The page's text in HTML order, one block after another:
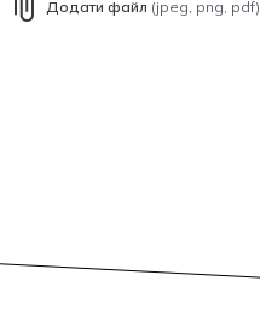
Додати файл (jpeg, png, pdf)